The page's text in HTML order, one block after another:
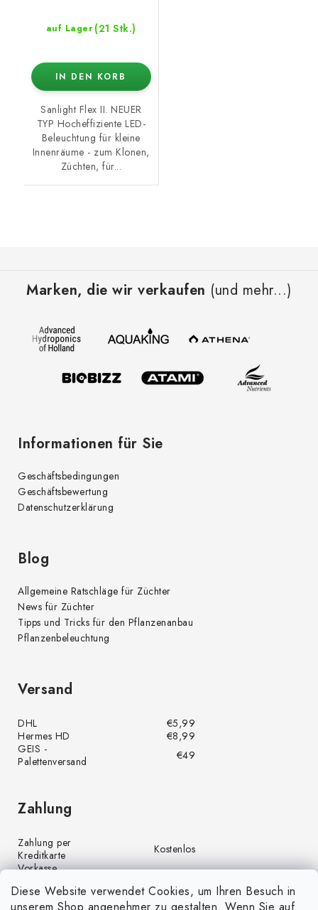
Diese Website verwendet Cookies, um Ihren Besuch in
auf Lager (21 Stk.)
IN DEN KORB
Sanlight Flex II. NEUER
TYP Hocheffiziente LED-
Beleuchtung für kleine
Innenräume - zum Klonen,
Züchten, für...
Marken, die wir verkaufen (und mehr...)
Informationen für Sie
Geschäftsbedingungen
Geschäftsbewertung
Datenschutzerklärung
Blog
Allgemeine Ratschläge für Züchter
News für Züchter
Tipps und Tricks für den Pflanzenanbau
Pflanzenbeleuchtung
Versand
DHL
€5,99
Hermes HD
€8,99
GEIS -
Palettenversand
€49
Zahlung
Zahlung per
Kreditkarte
Kostenlos
Vorkasse
Zahlung per PayPal
Kostenlos
Nachnahme
€4,00